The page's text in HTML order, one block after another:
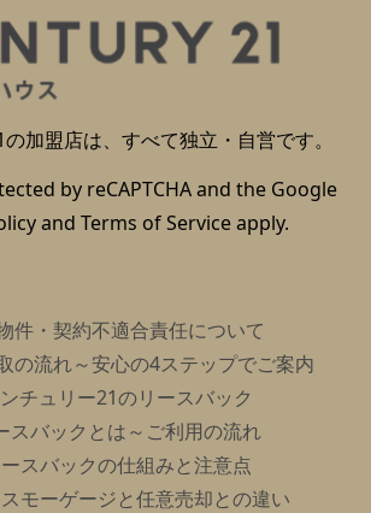
加盟店は、すべて独立・自営です。
by reCAPTCHA and the Google
and Terms of Serviceapply.
件・契約不適合責任について
の流れ～安心の4ステップでご案内
チュリー21のリースバック
スバックとは～ご利用の流れ
ースバックの仕組みと注意点
モーゲージと任意売却との違い